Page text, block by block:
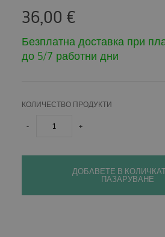
36,00 €
Безплатна доставка при
до 5/7 работни дни
КОЛИЧЕСТВО ПРОДУКТИ
- +
ДОБАВЕТЕ В
ПАЗАРУВАНЕ